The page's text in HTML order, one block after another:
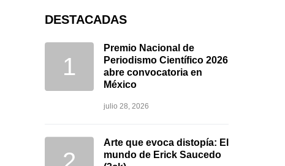
DESTACADAS
Premio Nacional de
Periodismo Científico 2026
abre convocatoria en
México
julio 28, 2026
Arte que evoca distopía: El
mundo de Erick Saucedo